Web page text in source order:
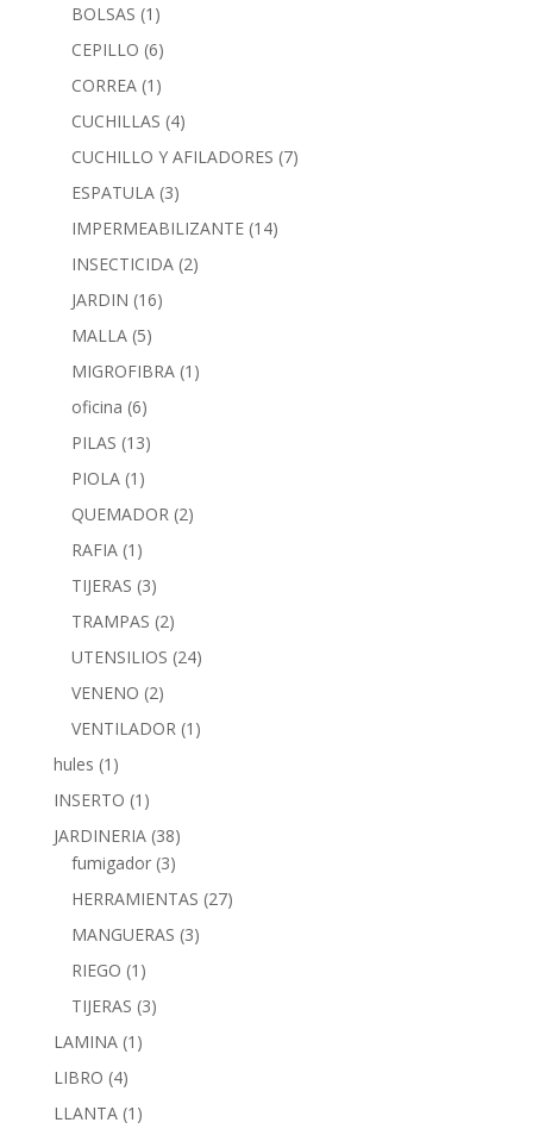
BOLSAS (1)
CEPILLO (6)
CORREA (1)
CUCHILLAS (4)
CUCHILLO Y AFILADORES (7)
ESPATULA (3)
IMPERMEABILIZANTE (14)
INSECTICIDA (2)
JARDIN (16)
MALLA (5)
MIGROFIBRA (1)
oficina (6)
PILAS (13)
PIOLA (1)
QUEMADOR (2)
RAFIA (1)
TIJERAS (3)
TRAMPAS (2)
UTENSILIOS (24)
VENENO (2)
VENTILADOR (1)
hules (1)
INSERTO (1)
JARDINERIA (38)
fumigador (3)
HERRAMIENTAS (27)
MANGUERAS (3)
RIEGO (1)
TIJERAS (3)
LAMINA (1)
LIBRO (4)
LLANTA (1)